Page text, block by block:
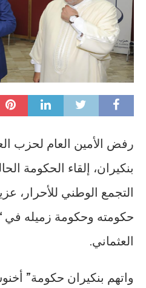
رفض الأمين العام لحزب
بنكيران، إلقاء الحكومة
التجمع الوطني للأحرار،
حكومته وحكومة زميله في
العثماني.
واتهم بنكيران حكومة”